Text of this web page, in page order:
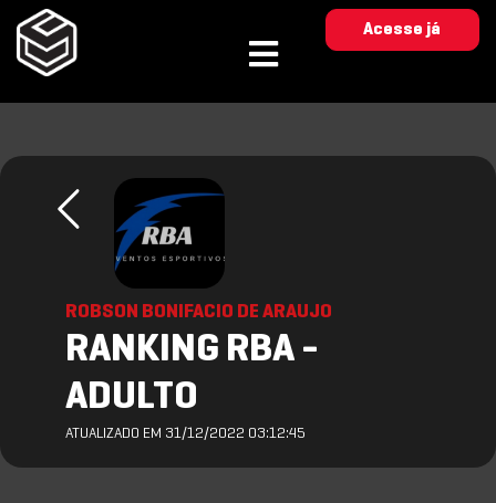
Acesse já
ROBSON BONIFACIO DE ARAUJO
RANKING RBA -
ADULTO
ATUALIZADO EM 31/12/2022 03:12:45